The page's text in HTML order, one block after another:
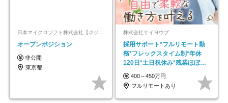
日本マイクロソフト株式会社【ポジションマッチ登録】
オープンポジション
非公開
東京都
株式会社サイヨウブ
採用サポート*フルリモート勤
務*フレックスタイム制*年休
120日*土日祝休み*残業ほぼな
し*育児中社員8割以上
400～450万円
フルリモートあり